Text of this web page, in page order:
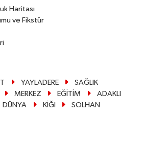
Haritası
ve Fikstür
YAYLADERE
SAĞLIK
MERKEZ EĞİTİM
ADAKLI
DÜNYA KİĞI
SOLHAN